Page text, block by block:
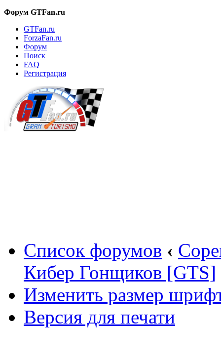
Форум GTFan.ru
GTFan.ru
ForzaFan.ru
Форум
Поиск
FAQ
Регистрация
Список форумов ‹
Кибер Гонщиков [GTS]
Изменить размер
Версия для печати